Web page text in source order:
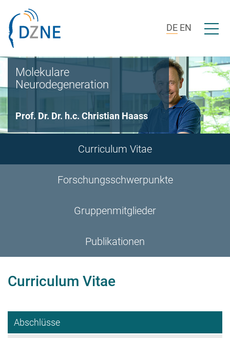
DE EN Menü
Molekulare
Neurodegeneration
Prof. Dr. Dr. h.c. Christian Haass
Curriculum Vitae
Forschungsschwerpunkte
Gruppenmitglieder
Publikationen
Curriculum Vitae
Abschlüsse